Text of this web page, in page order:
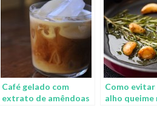
Café gelado com
extrato de amêndoas
Como evitar
alho queime